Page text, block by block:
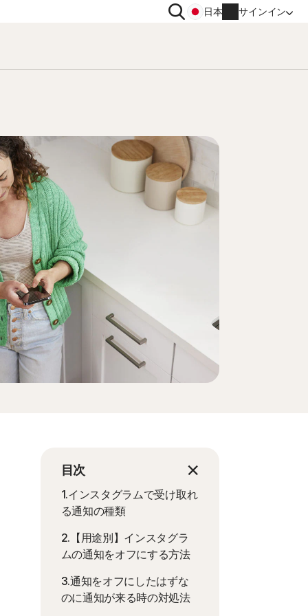
ィメット
索
日本 サインイン
アカウント情報
請求情報
目次
1.インスタグラムで受け取れ
る通知の種類
2.【用途別】インスタグラ
ムの通知をオフにする方法
3.通知をオフにしたはずな
のに通知が来る時の対処法